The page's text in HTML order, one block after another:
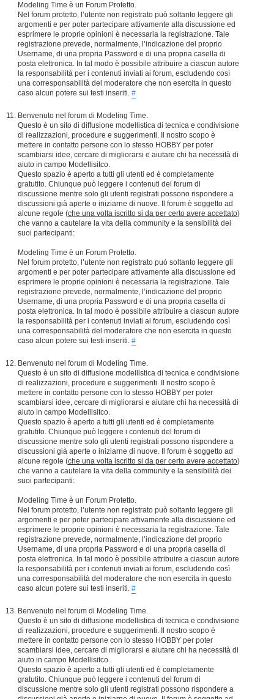
Modeling Time è un Forum Protetto.
Nel forum protetto, l’utente non registrato può soltanto leggere gli
argomenti e per poter partecipare attivamente alla discussione ed
esprimere le proprie opinioni è necessaria la registrazione. Tale
registrazione prevede, normalmente, l’indicazione del proprio
Username, di una propria Password e di una propria casella di
posta elettronica. In tal modo è possibile attribuire a ciascun autore
la responsabilità per i contenuti inviati ai forum, escludendo così
una corresponsabilità del moderatore che non esercita in questo
caso alcun potere sui testi inseriti. #
Benvenuto nel forum di Modeling Time.
Questo è un sito di diffusione modellistica di tecnica e condivisione
di realizzazioni, procedure e suggerimenti. Il nostro scopo è
mettere in contatto persone con lo stesso HOBBY per poter
scambiarsi idee, cercare di migliorarsi e aiutare chi ha necessità di
aiuto in campo Modellisitco.
Questo spazio è aperto a tutti gli utenti ed è completamente
gratutito. Chiunque può leggere i contenuti del forum di
discussione mentre solo gli utenti registrati possono rispondere a
discussioni già aperte o iniziarne di nuove. Il forum è soggetto ad
alcune regole (che una volta iscritto si da per certo avere accettato)
che vanno a cautelare la vita della community e la sensibilità dei
suoi partecipanti:
Modeling Time è un Forum Protetto.
Nel forum protetto, l’utente non registrato può soltanto leggere gli
argomenti e per poter partecipare attivamente alla discussione ed
esprimere le proprie opinioni è necessaria la registrazione. Tale
registrazione prevede, normalmente, l’indicazione del proprio
Username, di una propria Password e di una propria casella di
posta elettronica. In tal modo è possibile attribuire a ciascun autore
la responsabilità per i contenuti inviati ai forum, escludendo così
una corresponsabilità del moderatore che non esercita in questo
caso alcun potere sui testi inseriti. #
Benvenuto nel forum di Modeling Time.
Questo è un sito di diffusione modellistica di tecnica e condivisione
di realizzazioni, procedure e suggerimenti. Il nostro scopo è
mettere in contatto persone con lo stesso HOBBY per poter
scambiarsi idee, cercare di migliorarsi e aiutare chi ha necessità di
aiuto in campo Modellisitco.
Questo spazio è aperto a tutti gli utenti ed è completamente
gratutito. Chiunque può leggere i contenuti del forum di
discussione mentre solo gli utenti registrati possono rispondere a
discussioni già aperte o iniziarne di nuove. Il forum è soggetto ad
alcune regole (che una volta iscritto si da per certo avere accettato)
che vanno a cautelare la vita della community e la sensibilità dei
suoi partecipanti:
Modeling Time è un Forum Protetto.
Nel forum protetto, l’utente non registrato può soltanto leggere gli
argomenti e per poter partecipare attivamente alla discussione ed
esprimere le proprie opinioni è necessaria la registrazione. Tale
registrazione prevede, normalmente, l’indicazione del proprio
Username, di una propria Password e di una propria casella di
posta elettronica. In tal modo è possibile attribuire a ciascun autore
la responsabilità per i contenuti inviati ai forum, escludendo così
una corresponsabilità del moderatore che non esercita in questo
caso alcun potere sui testi inseriti. #
Benvenuto nel forum di Modeling Time.
Questo è un sito di diffusione modellistica di tecnica e condivisione
di realizzazioni, procedure e suggerimenti. Il nostro scopo è
mettere in contatto persone con lo stesso HOBBY per poter
scambiarsi idee, cercare di migliorarsi e aiutare chi ha necessità di
aiuto in campo Modellisitco.
Questo spazio è aperto a tutti gli utenti ed è completamente
gratutito. Chiunque può leggere i contenuti del forum di
discussione mentre solo gli utenti registrati possono rispondere a